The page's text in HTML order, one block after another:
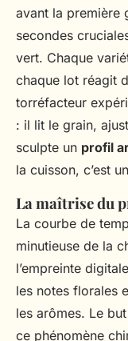
avant la première
secondes
vert. Chaque
chaque lot réagit
torréfacteur
: il lit le grain,
sculpte un profil
la cuisson, c’est
La maîtrise du
La courbe de
minutieuse de la
l’empreinte
les notes florales
les arômes. Le
ce phénomène